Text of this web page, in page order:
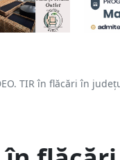
TIR în flăcări în